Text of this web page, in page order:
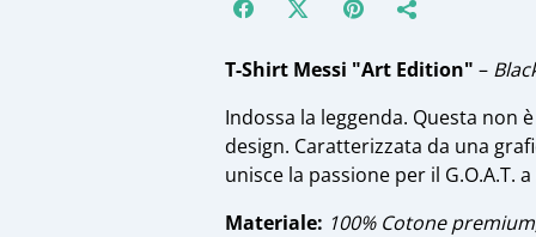
T-Shirt Messi "Art Edition" –
​Indossa la leggenda. Questa non
design. Caratterizzata da una
unisce la passione per il G.O.A.T.
​Materiale: 100% Cotone